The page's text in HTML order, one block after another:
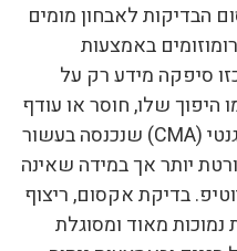
הבדיקות לאבחון מומים
באמצעות
סיפקה מידע רק על
היפוך שלו, חוסר או עודף
בולטים. בדיקה באמצעות צ'יפ גנטי (CMA) שנכנסה בעשור
יותר אך במידה שאינה
בדיקת אקסום, ריצוף
נמוכות מאוד ומסוגלת